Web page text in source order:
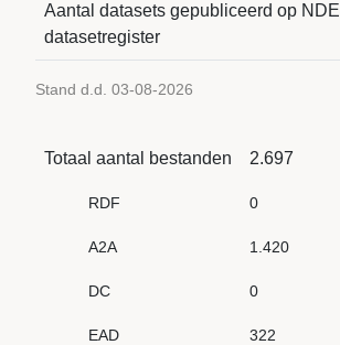
Aantal datasets gepubliceerd op NDE
datasetregister
Stand d.d. 03-08-2026
Totaal aantal bestanden 2.697
RDF 0
A2A 1.420
DC 0
EAD 322